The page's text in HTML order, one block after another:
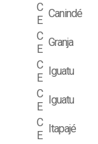
C
E
Canindé
C
E
Granja
C
E
Iguatu
C
E
Iguatu
C
E
Itapajé